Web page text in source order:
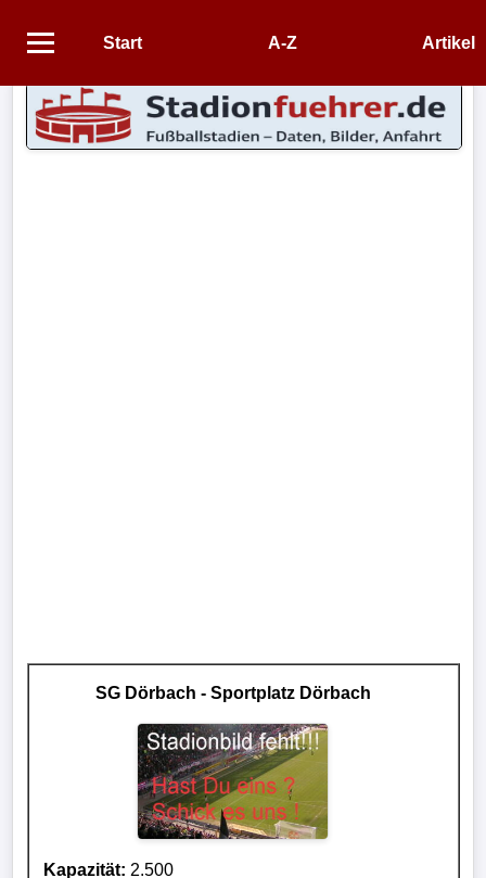
Start A-Z Artikel
Startseite
SG Dörbach - Sportplatz Dörbach
Kapazität: 2.500